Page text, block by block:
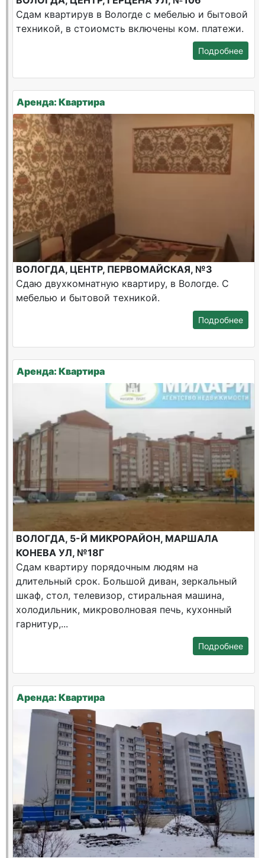
Сдам квартирув в Вологде с мебелью и бытовой
техникой, в стоиомсть включены ком. платежи.
Подробнее
Аренда: Квартира
ВОЛОГДА, ЦЕНТР, ПЕРВОМАЙСКАЯ, №3
Сдаю двухкомнатную квартиру, в Вологде. С
мебелью и бытовой техникой.
Подробнее
Аренда: Квартира
ВОЛОГДА, 5-Й МИКРОРАЙОН, МАРШАЛА
КОНЕВА УЛ, №18Г
Сдам квартиру порядочным людям на
длительный срок. Большой диван, зеркальный
шкаф, стол, телевизор, стиральная машина,
холодильник, микроволновая печь, кухонный
гарнитур,...
Подробнее
Аренда: Квартира